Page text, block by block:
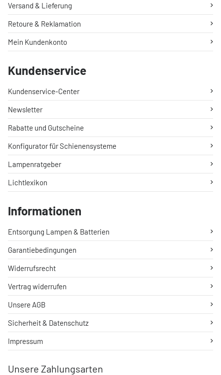
Unsere Zahlungsarten
Versand & Lieferung
Retoure & Reklamation
Mein Kundenkonto
Kundenservice
Kundenservice-Center
Newsletter
Rabatte und Gutscheine
Konfigurator für Schienensysteme
Lampenratgeber
Lichtlexikon
Informationen
Entsorgung Lampen & Batterien
Garantiebedingungen
Widerrufsrecht
Vertrag widerrufen
Unsere AGB
Sicherheit & Datenschutz
Impressum